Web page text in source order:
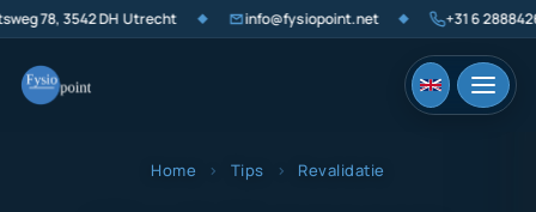
78, 3542 DH Utrecht info@fysiopoint.net +31 6
Home › Tips › Revalidatie